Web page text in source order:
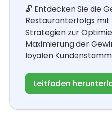
🔓 Entdecken Sie die
Restauranterfolgs
Strategien zur
Maximierung der
loyalen
Leitfaden